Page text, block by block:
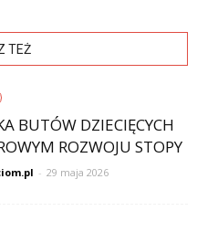
TEŻ
BUTÓW DZIECIĘCYCH
ROZWOJU STOPY
- 29 maja 2026